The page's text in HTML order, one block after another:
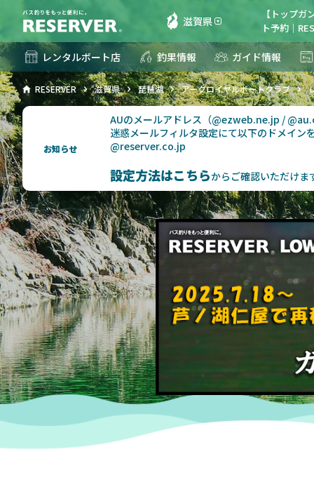
滋賀県
【トップ
ト予約｜
レンタルボート店 釣果情報 ガイド情報
RESERVER 滋賀県 琵琶湖 アークロイヤルボートクラブ
お知らせ
AUのメールアドレス（@ezweb.ne.jp /
迷惑メールフィルタ設定にて以下のドメイン
@reserver.co.jp
設定方法はこちらからご確認いただけま